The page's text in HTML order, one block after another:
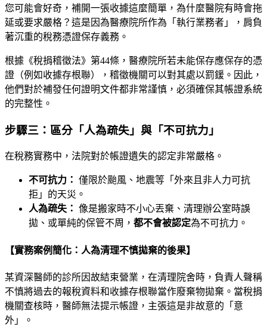
您可能會好奇，補開一張收據這麼簡單，為什麼醫院有時會拖
延或要求嚴格？這是因為醫療院所作為「執行業務者」，肩負
著沉重的稅務憑證保存義務。
根據《稅捐稽徵法》第44條，醫療院所若未能保存應保存的憑
證（例如收據存根聯），稽徵機關可以對其處以罰鍰。因此，
他們對於補發任何證明文件都非常謹慎，必須確保其帳證系統
的完整性。
步驟三：區分「人為疏失」與「不可抗力」
在稅務實務中，法院對於帳證遺失的認定非常嚴格。
不可抗力： 僅限於颱風、地震等「外來且非人力可抗
拒」的天災。
人為疏失： 像是搬家時不小心丟棄、清理辦公室時誤
拋、或單純的保管不周， 都不會被認定為不可抗力。
【實務案例簡化：人為清理不慎拋棄的後果】
某資深醫師的診所因故結束營業，在清理院舍時，負責人聲稱
不慎將過去的報稅資料和收據存根聯當作廢棄物拋棄。當稅捐
機關查核時，醫師無法提示帳證，主張這是非故意的「意
外」。